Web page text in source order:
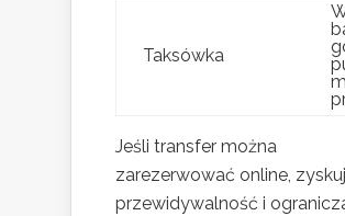
Taksówka
Jeśli transfer można
zarezerwować online,
przewidywalność i